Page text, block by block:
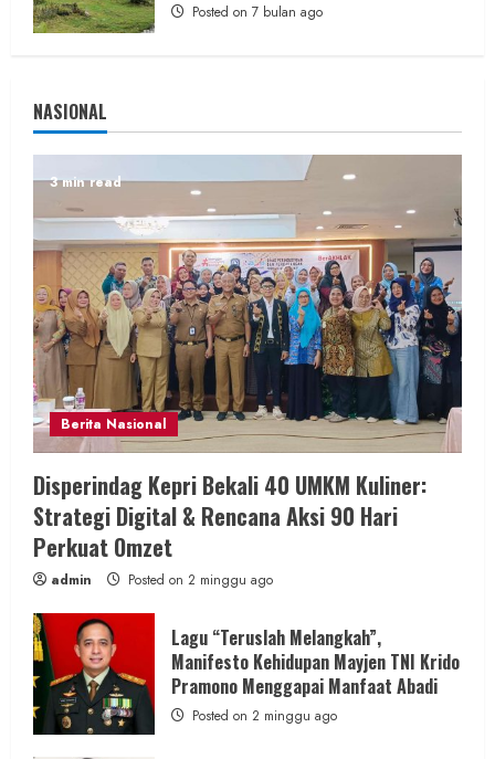
Posted on 7 bulan ago
NASIONAL
3 min read
Berita Nasional
Disperindag Kepri Bekali 40 UMKM Kuliner:
Strategi Digital & Rencana Aksi 90 Hari
Perkuat Omzet
admin Posted on 2 minggu ago
Lagu “Teruslah Melangkah”,
Manifesto Kehidupan Mayjen TNI Krido
Pramono Menggapai Manfaat Abadi
Posted on 2 minggu ago